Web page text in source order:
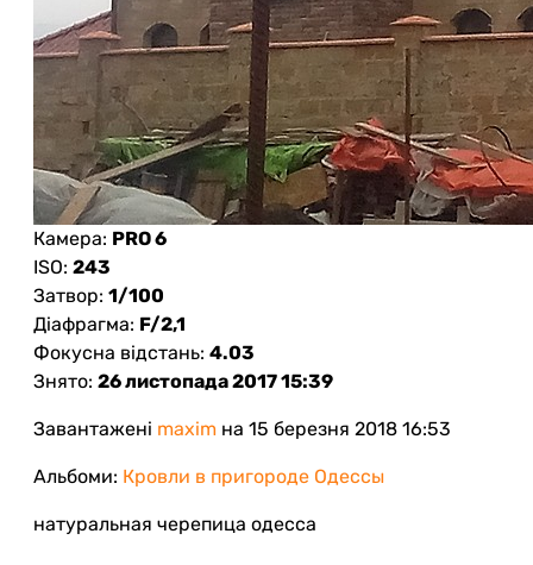
Камера: PRO 6
ISO: 243
Затвор: 1/100
Діафрагма: F/2,1
Фокусна відстань: 4.03
Знято: 26 листопада 2017 15:39
Завантажені maxim на 15 березня 2018 16:53
Альбоми: Кровли в пригороде Одессы
натуральная черепица одесса